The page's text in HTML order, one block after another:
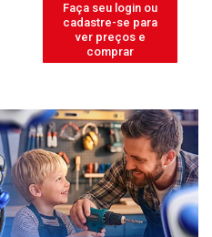
Faça seu login ou
cadastre-se para
ver preços e
comprar